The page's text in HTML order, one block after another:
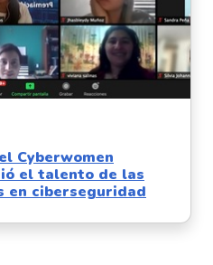
Cyberwomen
el talento de las
en ciberseguridad